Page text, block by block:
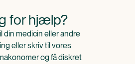
for hjælp?
din medicin eller andre
eller skriv til vores
og få diskret